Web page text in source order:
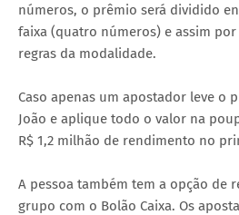
números, o prêmio será dividido
faixa (quatro números) e assim
regras da modalidade.
Caso apenas um apostador leve o
João e aplique todo o valor na
R$ 1,2 milhão de rendimento no
A pessoa também tem a opção de
grupo com o Bolão Caixa. Os